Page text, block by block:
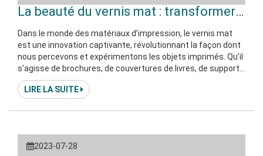
La beauté du vernis mat : transformer
Dans le monde des matériaux d’impression, le vernis mat
est une innovation captivante, révolutionnant la façon dont
nous percevons et expérimentons les objets imprimés. Qu’il
s’agisse de brochures, de couvertures de livres, de supports
promotionnels ou d’emballages, le vernis mat est devenu un
outil puissant qui rehausse l’attrait visuel, ajoute de la
LIRE LA SUITE
2023-07-28